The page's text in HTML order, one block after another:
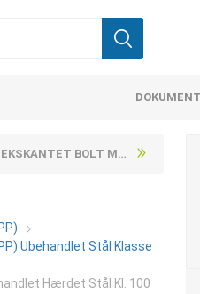
FLANGE & LÅSERIB UBEHANDLET HÆRDET STÅL KL. 100 M12X60 (100 STK)
Ubehandlet Stål Klasse
Hærdet Stål Kl. 100